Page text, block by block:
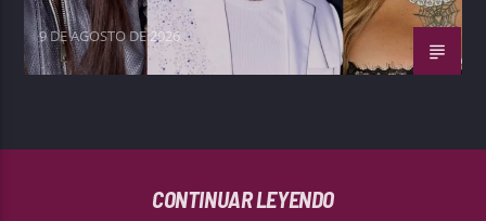
9 DE AGOSTO DE 2026
CONTINUAR LEYENDO